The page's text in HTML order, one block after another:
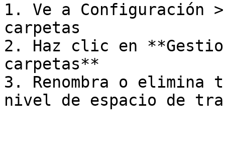
1. Ve a Configuración
carpetas
2. Haz clic en
carpetas**
3. Renombra o
nivel de espacio de